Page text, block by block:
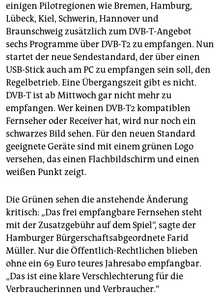
genossenschaft
epaper login
einigen Pilotregionen wie Bremen, Hamburg,
Lübeck, Kiel, Schwerin, Hannover und
Braunschweig zusätzlich zum DVB-T-Angebot
sechs Programme über DVB-T2 zu empfangen. Nun
startet der neue Sendestandard, der über einen
USB-Stick auch am PC zu empfangen sein soll, den
Regelbetrieb. Eine Übergangszeit gibt es nicht.
DVB-T ist ab Mittwoch gar nicht mehr zu
empfangen. Wer keinen DVB-T2 kompatiblen
Fernseher oder Receiver hat, wird nur noch ein
schwarzes Bild sehen. Für den neuen Standard
geeignete Geräte sind mit einem grünen Logo
versehen, das einen Flachbildschirm und einen
weißen Punkt zeigt.
Die Grünen sehen die anstehende Änderung
kritisch: „Das frei empfangbare Fernsehen steht
mit der Zusatzgebühr auf dem Spiel“, sagte der
Hamburger Bürgerschaftsabgeordnete Farid
Müller. Nur die Öffentlich-Rechtlichen blieben
ohne ein 69 Euro teures Jahresabo empfangbar.
„Das ist eine klare Verschlechterung für die
Verbraucherinnen und Verbraucher.“